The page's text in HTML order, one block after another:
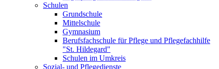
Schulen
Grundschule
Mittelschule
Gymnasium
Berufsfachschule für Pflege und Pflegefachhilfe
"St. Hildegard"
Schulen im Umkreis
Sozial- und Pflegedienste